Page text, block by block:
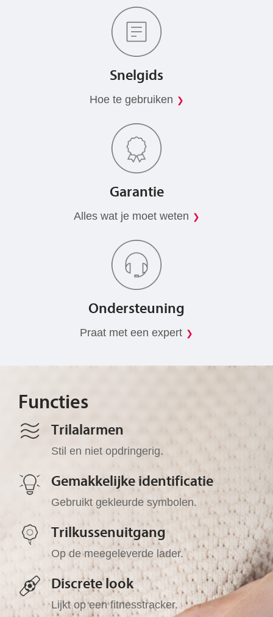
Snelgids
Hoe te gebruiken
Garantie
Alles wat je moet weten
Ondersteuning
Praat met een expert
Functies
Trilalarmen
Stil en niet opdringerig.
Gemakkelijke identificatie
Gebruikt gekleurde symbolen.
Trilkussenuitgang
Op de meegeleverde lader.
Discrete look
Lijkt op een fitnesstracker.